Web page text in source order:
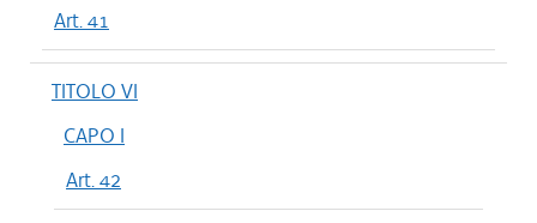
Art. 41
TITOLO VI
CAPO I
Art. 42